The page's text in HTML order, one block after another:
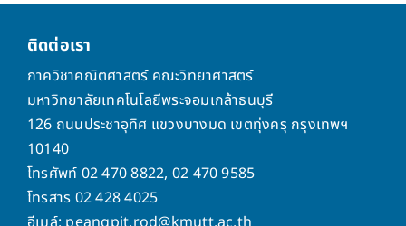
ติดต่อเรา
ภาควิชาคณิตศาสตร์ คณะวิทยาศาสตร์
มหาวิทยาลัยเทคโนโลยีพระจอมเกล้าธนบุรี
126 ถนนประชาอุทิศ แขวงบางมด เขตทุ่งครุ กรุงเทพฯ
10140
โทรศัพท์ 02 470 8822, 02 470 9585
โทรสาร 02 428 4025